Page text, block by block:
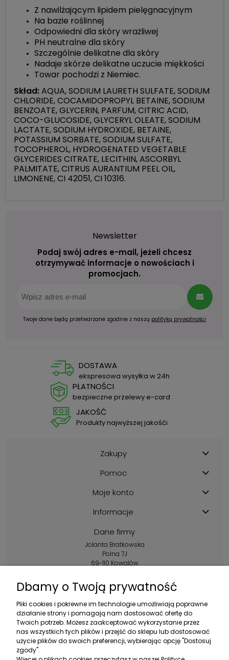
Z nawilżającym lipidem pielęgnacyjnym
Na bazie roślinnej
Odpowiedni dla skóry wrażliwej
PH neutralne dla skóry
Szczególnie delikatne dla skóry
Nadaje skórze delikatne uczucie miękkości
Towar pochodzi z Niemiec.
Skład:AQUA, SODIUM LAURETH SULFATE, SODIUM
CHLORIDE, COCAMIDOPROPYL BETAINE, SODIUM
BENZOATE, GLYCERIN, PARFUM, CITRIC ACID,
COCO-GLUCOSIDE, GLYCERYL OLEATE, SODIUM
LACTATE, SODIUM HYDROXIDE, BETAINE,
POTASSIUM SORBATE, SODIUM SULFATE,
TOCOPHEROL, HYDROGENATED VEGETABLE
GLYCERIDES CITRATE, LECITHIN, ASCORBYL
PALMITATE, CITRUS AURANTIUM PEEL OIL,
LIMONENE, CI 42051, CI 10316.
Newsletter
Podaj swój adres e-mail, jeżeli chcesz
otrzymywać informacje o nowościach i
promocjach.
Twoje dane będą przetwarzane zgodnie z naszą polityką prywatności
DOSTAWA
ekspresowa wysyłka w 24h
PŁATNOŚCI
bezpieczne przelewy e-card
JAKOŚĆ
Produkty najwyższej jakośći
Zakupy
Pomoc
Moje konto
Informacje
Dane firmy
Jolanta Bratkowska
Polna 7J
69-110 Kowalów
+48 602 356 983
pon.-pt.: 10:00-16:00
sklep@ebratek.pl
Dbamy o Twoją prywatność
Pliki cookies i pokrewne im technologie umożliwiają poprawne
działanie strony i pomagają nam dostosować ofertę do
Twoich potrzeb. Możesz zaakceptować wykorzystanie przez
nas wszystkich tych plików i przejść do sklepu lub dostosować
użycie plików do swoich preferencji, wybierając opcję "Dostosuj
zgody".